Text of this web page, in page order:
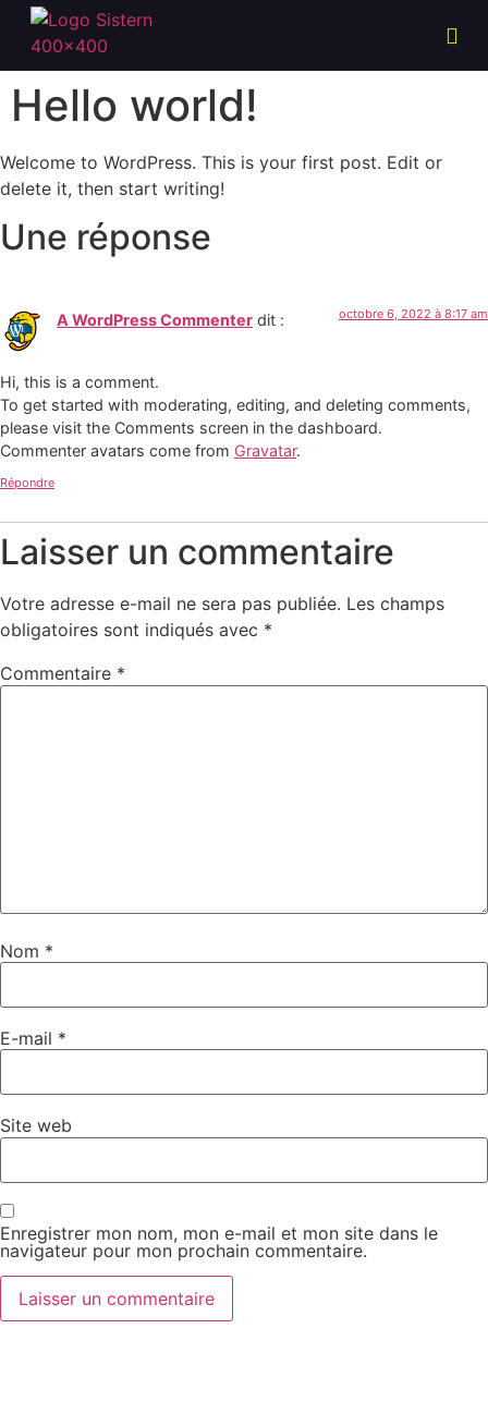
Hello world!
Welcome to WordPress. This is your first post. Edit or
delete it, then start writing!
Une réponse
A WordPress Commenter dit : octobre 6, 2022 à 8:17 am
Hi, this is a comment.
To get started with moderating, editing, and deleting comments,
please visit the Comments screen in the dashboard.
Commenter avatars come from Gravatar.
Répondre
Laisser un commentaire
Votre adresse e-mail ne sera pas publiée. Les champs
obligatoires sont indiqués avec *
Commentaire *
Nom *
E-mail *
Site web
Enregistrer mon nom, mon e-mail et mon site dans le
navigateur pour mon prochain commentaire.